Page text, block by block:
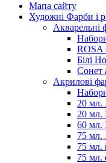
Мапа сайту
Художні Фарби і
Акварельні
ROSA
Білі
Сонет
Акрилові
20 мл.
20 мл.
60 мл.
75 мл.
75 мл.
75 мл.